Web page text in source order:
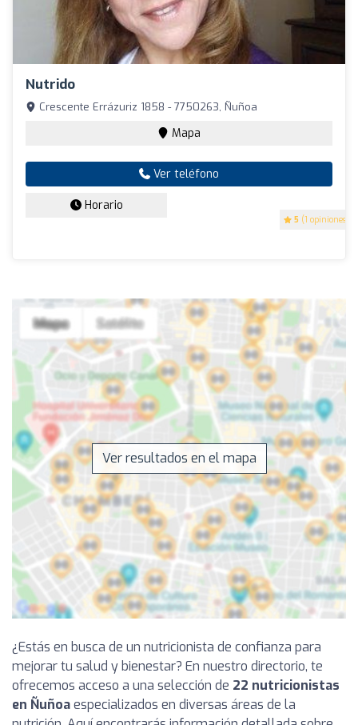
Nutrido
5 (1 opiniones)
Crescente Errázuriz 1858 - 7750263, Ñuñoa
Mapa
Ver teléfono
Horario
Ver resultados en el mapa
¿Estás en busca de un nutricionista de confianza para
mejorar tu salud y bienestar? En nuestro directorio, te
ofrecemos acceso a una selección de 22 nutricionistas
en Ñuñoaespecializados en diversas áreas de la